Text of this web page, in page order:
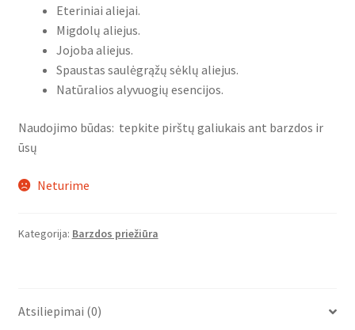
Eteriniai aliejai.
Migdolų aliejus.
Jojoba aliejus.
Spaustas saulėgrąžų sėklų aliejus.
Natūralios alyvuogių esencijos.
Naudojimo būdas: tepkite pirštų galiukais ant barzdos ir
ūsų
Neturime
Kategorija: Barzdos priežiūra
Atsiliepimai (0)